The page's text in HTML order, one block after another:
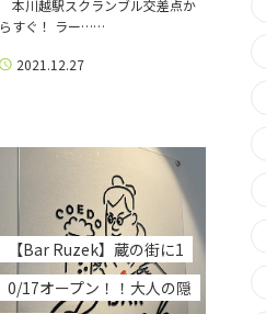
本川越駅スクランブル交差点か
らすぐ！ ラー……
2021.12.27
【Bar Ruzek】蔵の街に1
0/17オープン！！大人の隠